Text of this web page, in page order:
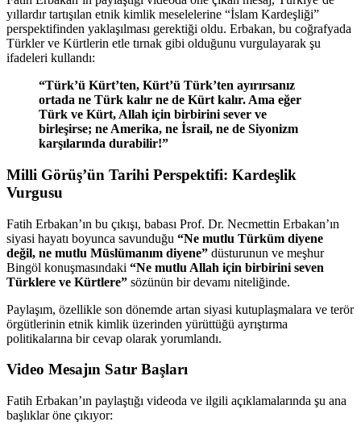
yıllardır tartışılan etnik kimlik meselelerine “İslam Kardeşliği”
perspektifinden yaklaşılması gerektiği oldu. Erbakan, bu coğrafyada
Türkler ve Kürtlerin etle tırnak gibi olduğunu vurgulayarak şu
ifadeleri kullandı:
“Türk’ü Kürt’ten, Kürt’ü Türk’ten ayırırsanız
ortada ne Türk kalır ne de Kürt kalır. Ama eğer
Türk ve Kürt, Allah için birbirini sever ve
birleşirse; ne Amerika, ne İsrail, ne de Siyonizm
karşılarında durabilir!”
Milli Görüş’ün Tarihi Perspektifi: Kardeşlik
Vurgusu
Fatih Erbakan’ın bu çıkışı, babası Prof. Dr. Necmettin Erbakan’ın
siyasi hayatı boyunca savunduğu “Ne mutlu Türküm diyene
değil, ne mutlu Müslümanım diyene” düsturunun ve meşhur
Bingöl konuşmasındaki “Ne mutlu Allah için birbirini seven
Türklere ve Kürtlere” sözünün bir devamı niteliğinde.
Paylaşım, özellikle son dönemde artan siyasi kutuplaşmalara ve terör
örgütlerinin etnik kimlik üzerinden yürüttüğü ayrıştırma
politikalarına bir cevap olarak yorumlandı.
Video Mesajın Satır Başları
Fatih Erbakan’ın paylaştığı videoda ve ilgili açıklamalarında şu ana
başlıklar öne çıkıyor: